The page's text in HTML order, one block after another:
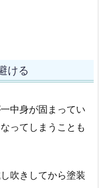
ってしまうことも